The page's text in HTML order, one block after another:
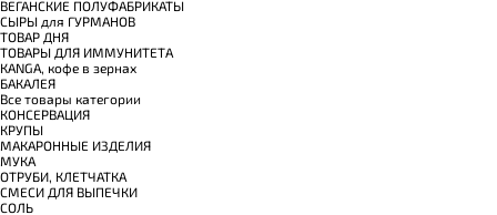
ВЕГАНСКИЕ ПОЛУФАБРИКАТЫ
СЫРЫ для ГУРМАНОВ
TОВАР ДНЯ
TОВАРЫ ДЛЯ ИММУНИТЕТА
КANGA, кофе в зернах
БАКАЛЕЯ
Все товары категории
КОНСЕРВАЦИЯ
КРУПЫ
МАКАРОННЫЕ ИЗДЕЛИЯ
МУКА
ОТРУБИ, КЛЕТЧАТКА
СМЕСИ ДЛЯ ВЫПЕЧКИ
СОЛЬ